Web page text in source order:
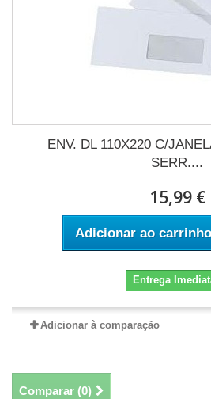
ENV. DL 110X220 C/
SERR....
15,99 €
Adicionar ao carrinho
Entrega
Adicionar à comparação
Comparar (0)